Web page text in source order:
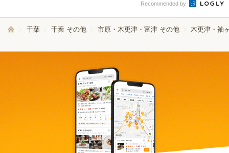
Recommended by
千葉 千葉 その他 市原・木更津・富津 その他 木更津・袖